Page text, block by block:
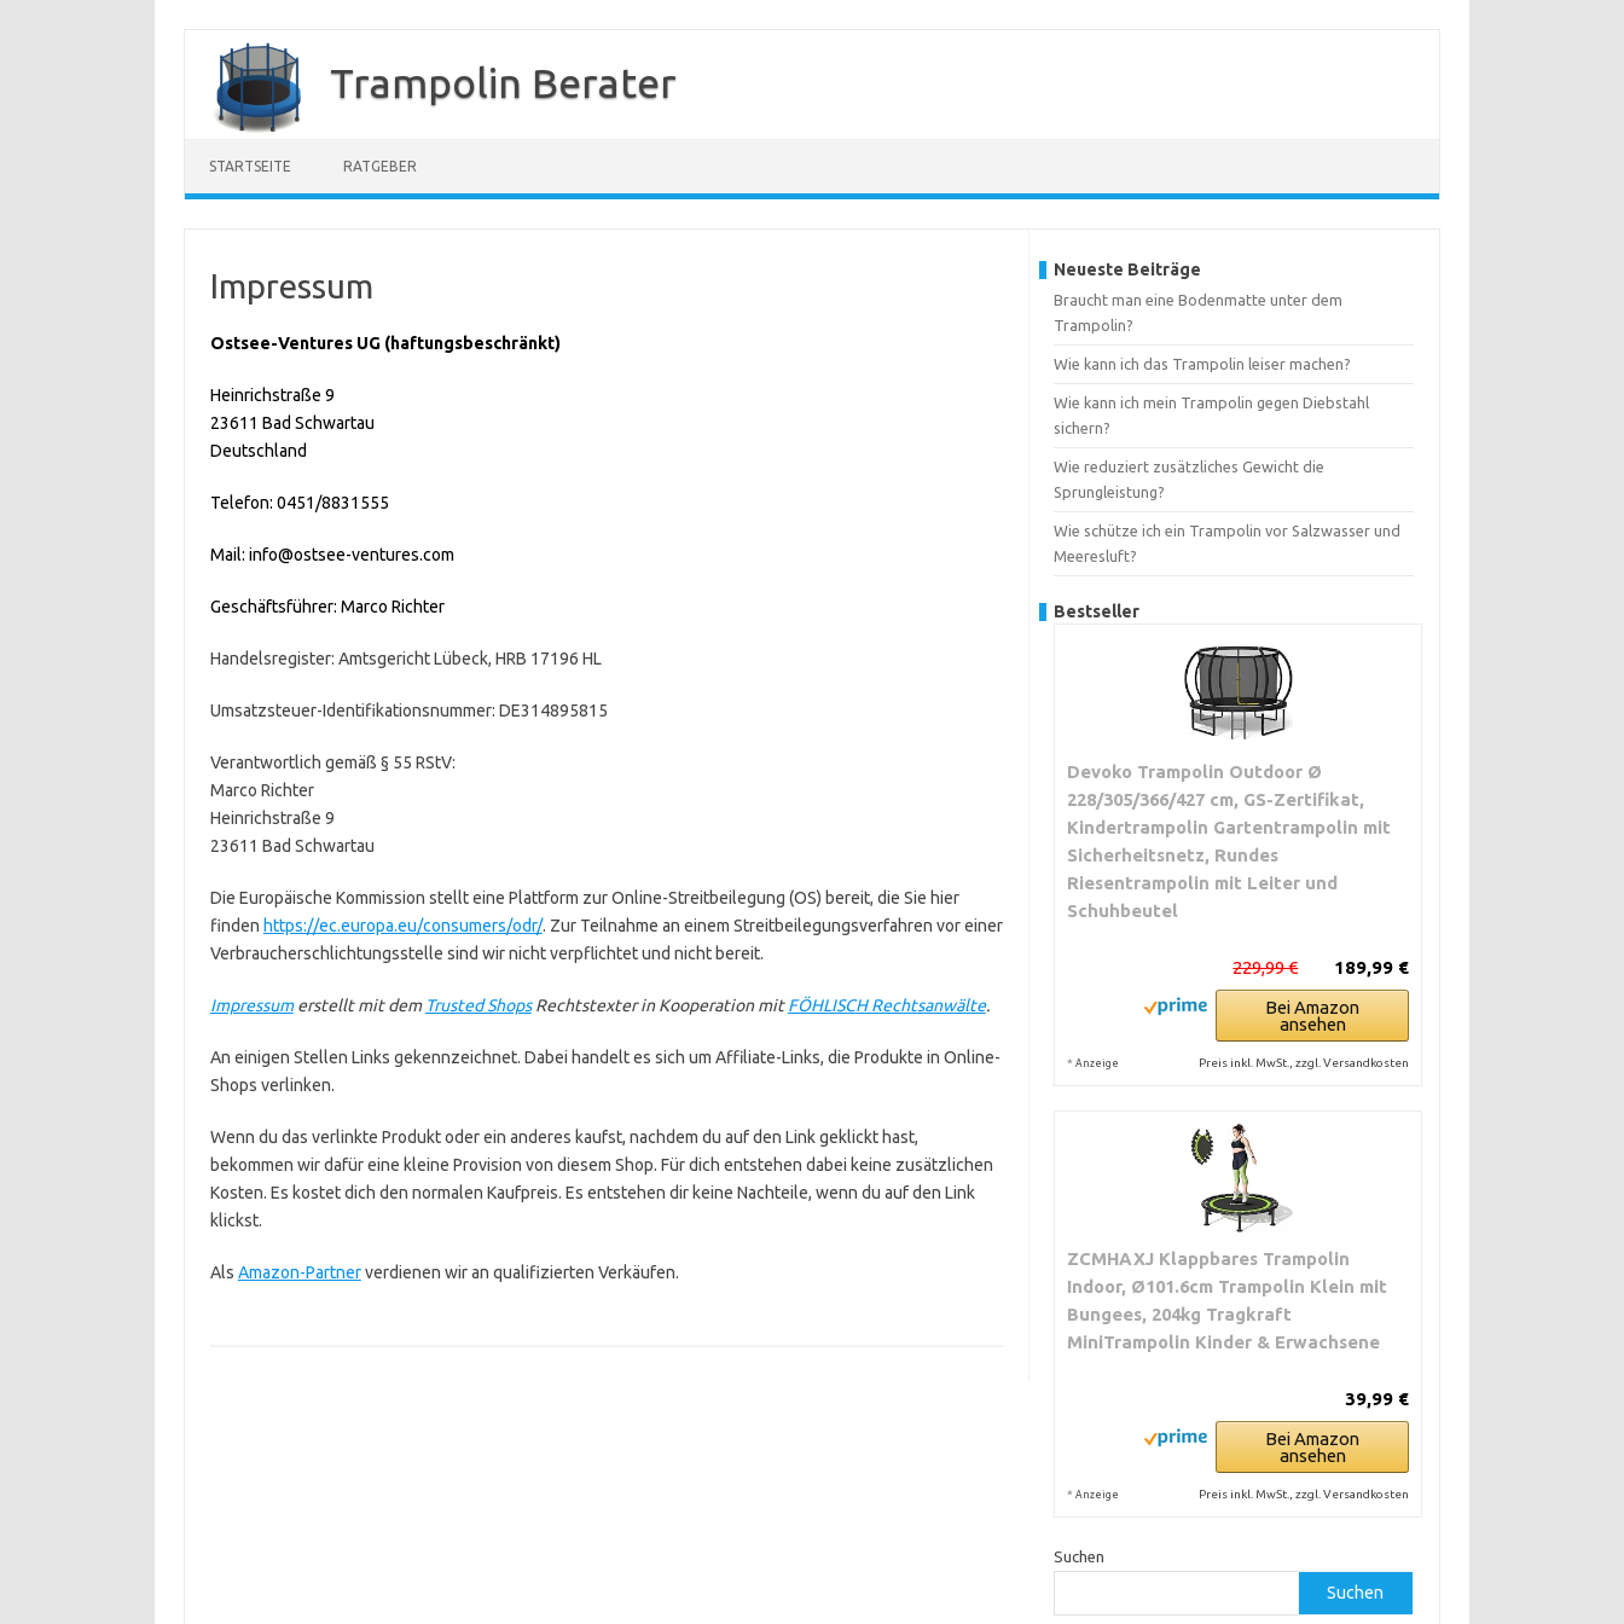
Inhalt
springen
Trampolin Berater
STARTSEITE RATGEBER
Impressum
Ostsee-Ventures UG (haftungsbeschränkt)
Heinrichstraße 9
23611 Bad Schwartau
Deutschland
Telefon: 0451/8831555
Mail: info@ostsee-ventures.com
Geschäftsführer: Marco Richter
Handelsregister: Amtsgericht Lübeck, HRB 17196 HL
Umsatzsteuer-Identifikationsnummer: DE314895815
Verantwortlich gemäß § 55 RStV:
Marco Richter
Heinrichstraße 9
23611 Bad Schwartau
Die Europäische Kommission stellt eine Plattform zur Online-Streitbeilegung (OS) bereit, die Sie hier
finden https://ec.europa.eu/consumers/odr/. Zur Teilnahme an einem Streitbeilegungsverfahren vor einer
Verbraucherschlichtungsstelle sind wir nicht verpflichtet und nicht bereit.
Impressumerstellt mit dem Trusted ShopsRechtstexter in Kooperation mitFÖHLISCH Rechtsanwälte.
An einigen Stellen Links gekennzeichnet. Dabei handelt es sich um Affiliate-Links, die Produkte in Online-
Shops verlinken.
Wenn du das verlinkte Produkt oder ein anderes kaufst, nachdem du auf den Link geklickt hast,
bekommen wir dafür eine kleine Provision von diesem Shop. Für dich entstehen dabei keine zusätzlichen
Kosten. Es kostet dich den normalen Kaufpreis. Es entstehen dir keine Nachteile, wenn du auf den Link
klickst.
Als Amazon-Partnerverdienen wir an qualifizierten Verkäufen.
Neueste Beiträge
Braucht man eine Bodenmatte unter dem
Trampolin?
Wie kann ich das Trampolin leiser machen?
Wie kann ich mein Trampolin gegen Diebstahl
sichern?
Wie reduziert zusätzliches Gewicht die
Sprungleistung?
Wie schütze ich ein Trampolin vor Salzwasser und
Meeresluft?
Bestseller
Devoko Trampolin Outdoor Ø
228/305/366/427 cm, GS-Zertifikat,
Kindertrampolin Gartentrampolin mit
Sicherheitsnetz, Rundes
Riesentrampolin mit Leiter und
Schuhbeutel
189,99 €
229,99 €
Bei Amazon
ansehen
* Anzeige Preis inkl. MwSt., zzgl. Versandkosten
ZCMHAXJ Klappbares Trampolin
Indoor, Ø101.6cm Trampolin Klein mit
Bungees, 204kg Tragkraft
MiniTrampolin Kinder & Erwachsene
39,99 €
Bei Amazon
ansehen
* Anzeige Preis inkl. MwSt., zzgl. Versandkosten
Suchen
Suchen